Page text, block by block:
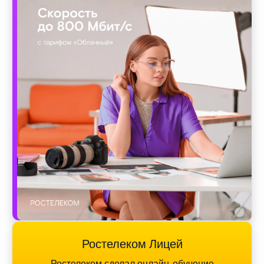
Ростелеком Лицей